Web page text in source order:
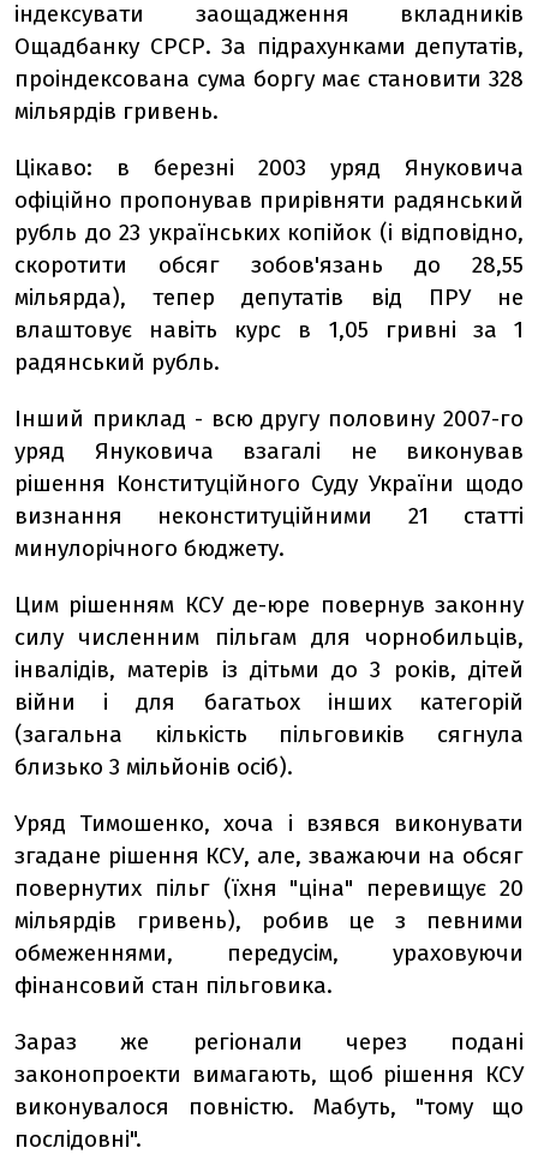
індексувати заощадження вкладників
Ощадбанку СРСР. За підрахунками депутатів,
проіндексована сума боргу має становити 328
мільярдів гривень.
Цікаво: в березні 2003 уряд Януковича
офіційно пропонував прирівняти радянський
рубль до 23 українських копійок (і відповідно,
скоротити обсяг зобов'язань до 28,55
мільярда), тепер депутатів від ПРУ не
влаштовує навіть курс в 1,05 гривні за 1
радянський рубль.
Інший приклад - всю другу половину 2007-го
уряд Януковича взагалі не виконував
рішення Конституційного Суду України щодо
визнання неконституційними 21 статті
минулорічного бюджету.
Цим рішенням КСУ де-юре повернув законну
силу численним пільгам для чорнобильців,
інвалідів, матерів із дітьми до 3 років, дітей
війни і для багатьох інших категорій
(загальна кількість пільговиків сягнула
близько 3 мільйонів осіб).
Уряд Тимошенко, хоча і взявся виконувати
згадане рішення КСУ, але, зважаючи на обсяг
повернутих пільг (їхня "ціна" перевищує 20
мільярдів гривень), робив це з певними
обмеженнями, передусім, ураховуючи
фінансовий стан пільговика.
Зараз же регіонали через подані
законопроекти вимагають, щоб рішення КСУ
виконувалося повністю. Мабуть, "тому що
послідовні".